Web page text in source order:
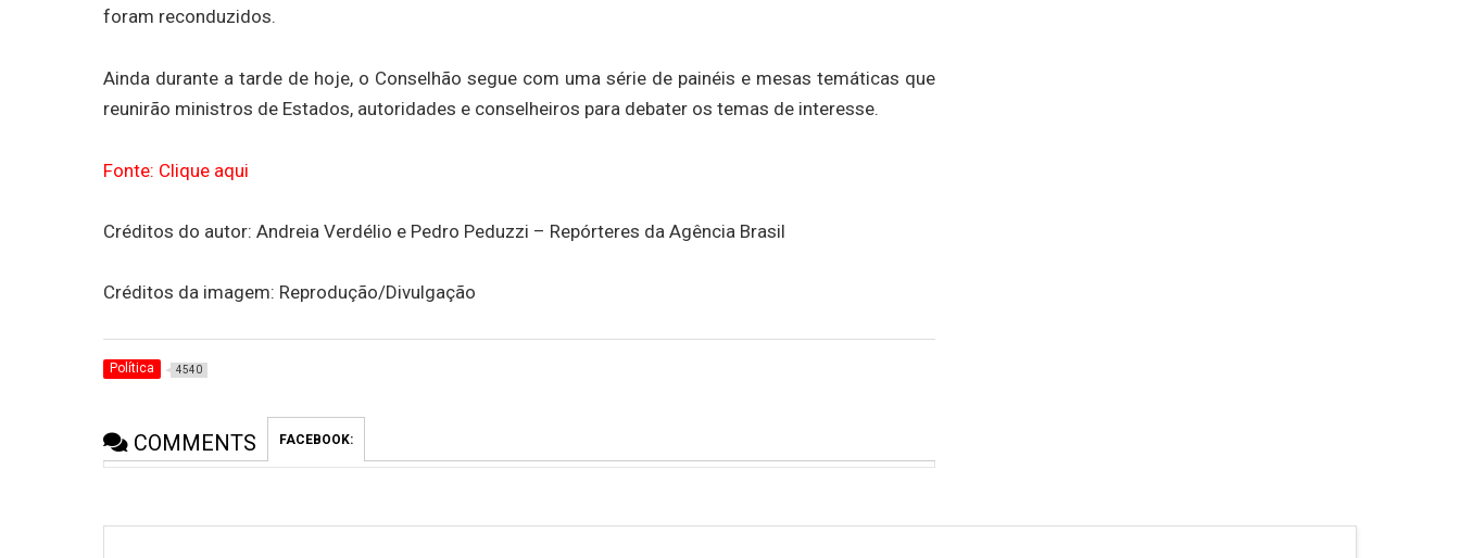
foram reconduzidos.
Ainda durante a tarde de hoje, o Conselhão segue com uma série de painéis e mesas temáticas que
reunirão ministros de Estados, autoridades e conselheiros para debater os temas de interesse.
Fonte: Clique aqui
Créditos do autor: Andreia Verdélio e Pedro Peduzzi – Repórteres da Agência Brasil
Créditos da imagem: Reprodução/Divulgação
Política 4540
COMMENTS FACEBOOK: